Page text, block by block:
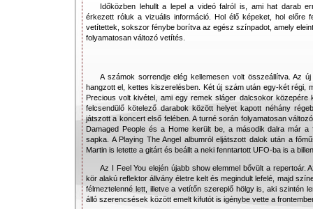
Időközben lehullt a lepel a videó falról is, ami hat darab
érkezett róluk a vizuális információ. Hol élő képeket, hol előre
vetítettek, sokszor fénybe borítva az egész színpadot, amely
folyamatosan változó vetítés.
A számok sorrendje elég kellemesen volt összeállítva. Az
hangzott el, kettes kiszerelésben. Két új szám után egy-két régi,
Precious volt kivétel, ami egy remek sláger dalcsokor közepére
felcsendülő kötelező darabok között helyet kapott néhány
játszott a koncert első felében. A turné során folyamatosan
Damaged People és a Home került be, a második dalra már a
sapka. A Playing The Angel albumról eljátszott dalok után a
Martin is letette a gitárt és beállt a neki fenntartott UFO-ba is a
Az I Feel You elején újabb show elemmel bővült a repertoár.
kör alakú reflektor állvány életre kelt és megindult lefelé, majd
félmeztelenné lett, illetve a vetítőn szereplő hölgy is, aki szintén
álló szerencsések között emelt kifutót is igénybe vette a